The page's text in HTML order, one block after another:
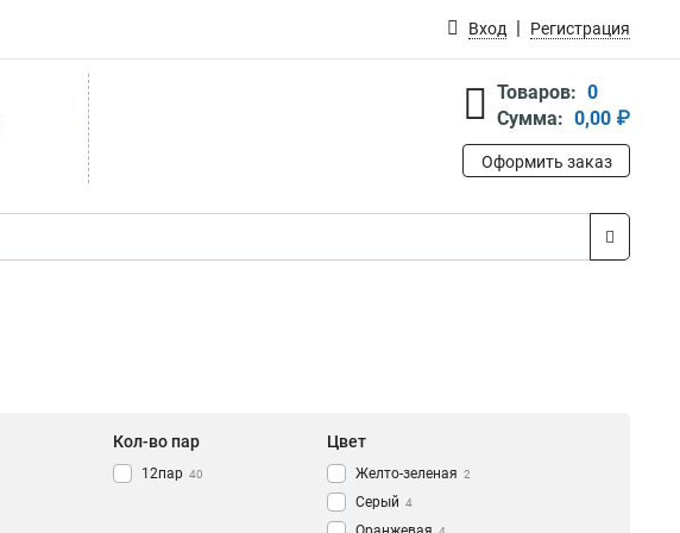
Вход Регистрация
Товаров: 0
Сумма: 0,00 ₽
Оформить заказ
Кол-во пар
12пар 40
Цвет
Желто-зеленая 2
Серый 4